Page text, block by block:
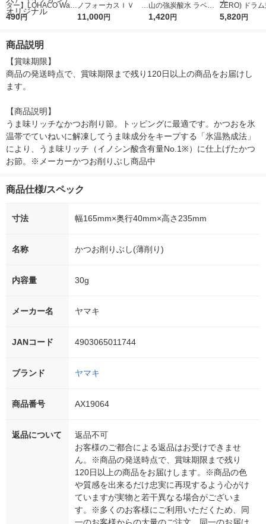
ター】LOHACO Wate
r（ロハコウォータ
シ） オリジナル
490円
ノフォーカスＩＶ 4
5ｇ 資生堂 おまけ
11,000円
山の強炭酸水 ラベル
レス 500ml 1箱（24
1,420円
ZERO) ドラ
詰め替え メガ
5,820円
商品説明
【賞味期限】
商品の発送時点で、賞味期限まで残り120日以上の商品をお届けし
ます。
【商品説明】
うま味リッチなかつお削り節。トッピングに最適です。かつおを氷
温帯でていねいに解凍してうま味成分をキープする「氷温熟成法」
により、うま味リッチ（イノシン酸含有量No.1※）に仕上げたかつ
お節。※メーカーかつお削りぶし商品中
商品仕様/スペック
寸法 幅165mm×奥行40mm×高さ235mm
名称 かつお削りぶし(薄削り)
内容量 30g
メーカー名 ヤマキ
JANコード 4903065011744
ブランド ヤマキ
商品番号 AX19064
返品について
返品不可
お客様のご都合による返品はお受けできませ
ん。※商品の発送時点で、賞味期限まで残り
120日以上の商品をお届けします。※商品の色
や質感を出来るだけ忠実に再現するよう心がけ
ていますが実物と若干異なる場合がございま
す。※多くのお客様にご利用いただくため、同